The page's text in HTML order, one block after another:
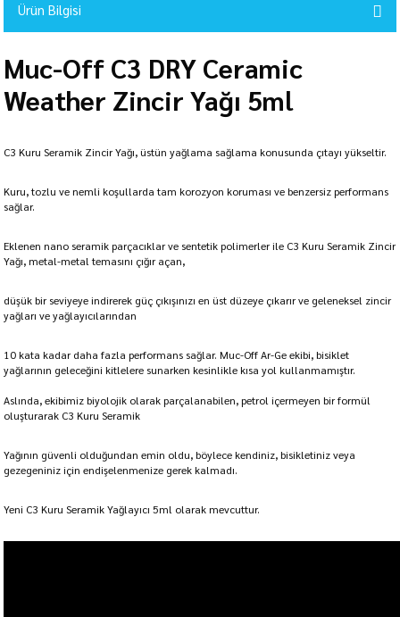
Ürün Bilgisi
Muc-Off C3 DRY Ceramic
Weather Zincir Yağı 5ml
C3 Kuru Seramik Zincir Yağı, üstün yağlama sağlama konusunda çıtayı yükseltir.
Kuru, tozlu ve nemli koşullarda tam korozyon koruması ve benzersiz performans
sağlar.
Eklenen nano seramik parçacıklar ve sentetik polimerler ile C3 Kuru Seramik Zincir
Yağı, metal-metal temasını çığır açan,
düşük bir seviyeye indirerek güç çıkışınızı en üst düzeye çıkarır ve geleneksel zincir
yağları ve yağlayıcılarından
10 kata kadar daha fazla performans sağlar. Muc-Off Ar-Ge ekibi, bisiklet
yağlarının geleceğini kitlelere sunarken kesinlikle kısa yol kullanmamıştır.
Aslında, ekibimiz biyolojik olarak parçalanabilen, petrol içermeyen bir formül
oluşturarak C3 Kuru Seramik
Yağının güvenli olduğundan emin oldu, böylece kendiniz, bisikletiniz veya
gezegeniniz için endişelenmenize gerek kalmadı.
Yeni C3 Kuru Seramik Yağlayıcı 5ml olarak mevcuttur.